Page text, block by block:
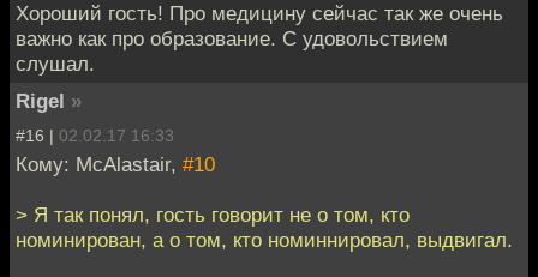
Хороший гость! Про медицину сейчас так же очень
важно как про образование. С удовольствием
слушал.
Rigel »
#16 | 02.02.17 16:33
Кому: McAlastair, #10
> Я так понял, гость говорит не о том, кто
номинирован, а о том, кто номиннировал, выдвигал.